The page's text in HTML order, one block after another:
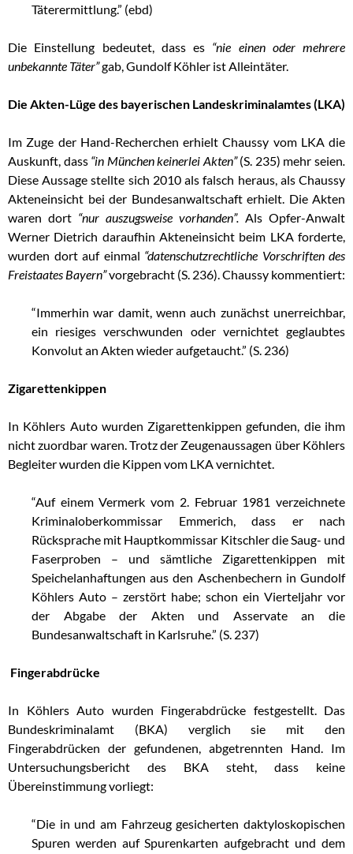
Täterermittlung.” (ebd)
Die Einstellung bedeutet, dass es “nie einen oder mehrere
unbekannte Täter”gab, Gundolf Köhler ist Alleintäter.
Die Akten-Lüge des bayerischen Landeskriminalamtes (LKA)
Im Zuge der Hand-Recherchen erhielt Chaussy vom LKA die
Auskunft, dass “in München keinerlei Akten”(S. 235) mehr seien.
Diese Aussage stellte sich 2010 als falsch heraus, als Chaussy
Akteneinsicht bei der Bundesanwaltschaft erhielt. Die Akten
waren dort “nur auszugsweise vorhanden”. Als Opfer-Anwalt
Werner Dietrich daraufhin Akteneinsicht beim LKA forderte,
wurden dort auf einmal “datenschutzrechtliche Vorschriften des
Freistaates Bayern”vorgebracht (S. 236). Chaussy kommentiert:
“Immerhin war damit, wenn auch zunächst unerreichbar,
ein riesiges verschwunden oder vernichtet geglaubtes
Konvolut an Akten wieder aufgetaucht.” (S. 236)
Zigarettenkippen
In Köhlers Auto wurden Zigarettenkippen gefunden, die ihm
nicht zuordbar waren. Trotz der Zeugenaussagen über Köhlers
Begleiter wurden die Kippen vom LKA vernichtet.
“Auf einem Vermerk vom 2. Februar 1981 verzeichnete
Kriminaloberkommissar Emmerich, dass er nach
Rücksprache mit Hauptkommissar Kitschler die Saug- und
Faserproben – und sämtliche Zigarettenkippen mit
Speichelanhaftungen aus den Aschenbechern in Gundolf
Köhlers Auto – zerstört habe; schon ein Vierteljahr vor
der Abgabe der Akten und Asservate an die
Bundesanwaltschaft in Karlsruhe.” (S. 237)
Fingerabdrücke
In Köhlers Auto wurden Fingerabdrücke festgestellt. Das
Bundeskriminalamt (BKA) verglich sie mit den
Fingerabdrücken der gefundenen, abgetrennten Hand. Im
Untersuchungsbericht des BKA steht, dass keine
Übereinstimmung vorliegt:
“Die in und am Fahrzeug gesicherten daktyloskopischen
Spuren werden auf Spurenkarten aufgebracht und dem